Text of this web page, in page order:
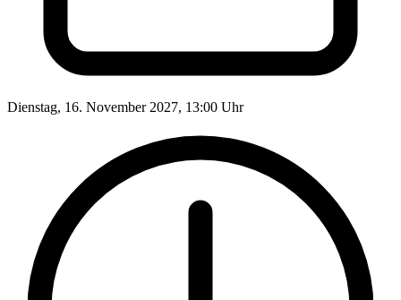
Dienstag, 16. November 2027, 13:00 Uhr